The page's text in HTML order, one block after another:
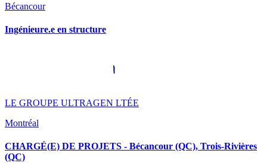
Bécancour
Ingénieure.e en structure
LE GROUPE ULTRAGEN LTÉE
Montréal
CHARGÉ(E) DE PROJETS - Bécancour (QC), Trois-Rivières
(QC)